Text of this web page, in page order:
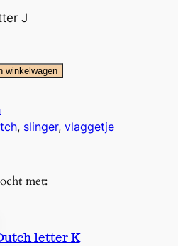
J
winkelwagen
, slinger, vlaggetje
met:
letter K